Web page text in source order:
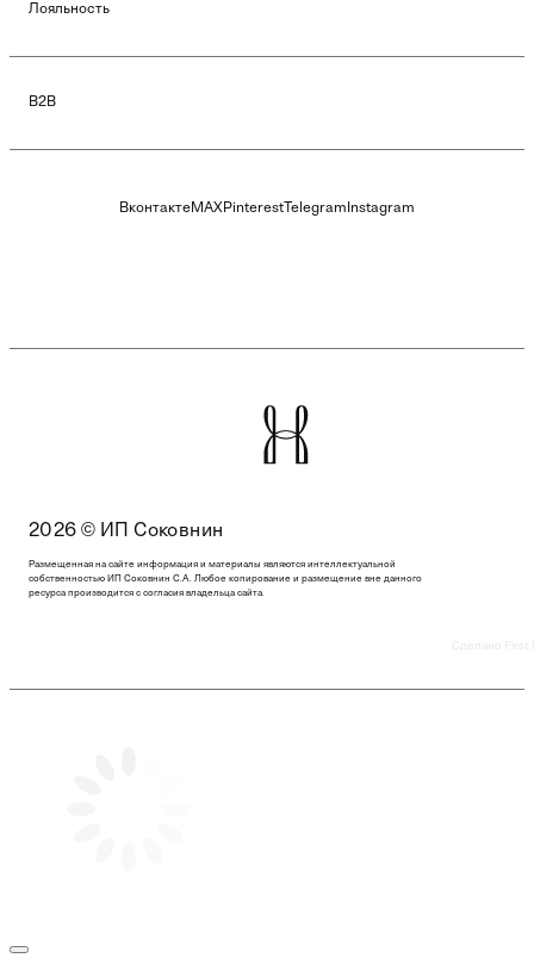
Лояльность
B2B
ВконтактеMAXPinterest TelegramInstagram
2026 © ИП Соковнин
Размещенная на сайте информация и материалы являются интеллектуальной
собственностью ИП Соковнин С.А. Любое копирование и размещение вне данного
ресурса производится с согласия владельца сайта.